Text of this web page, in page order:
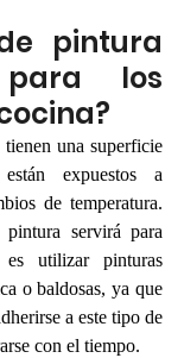
pintura
para los
una superficie
expuestos a
de temperatura.
servirá para
utilizar pinturas
o baldosas, ya que
a este tipo de
con el tiempo.